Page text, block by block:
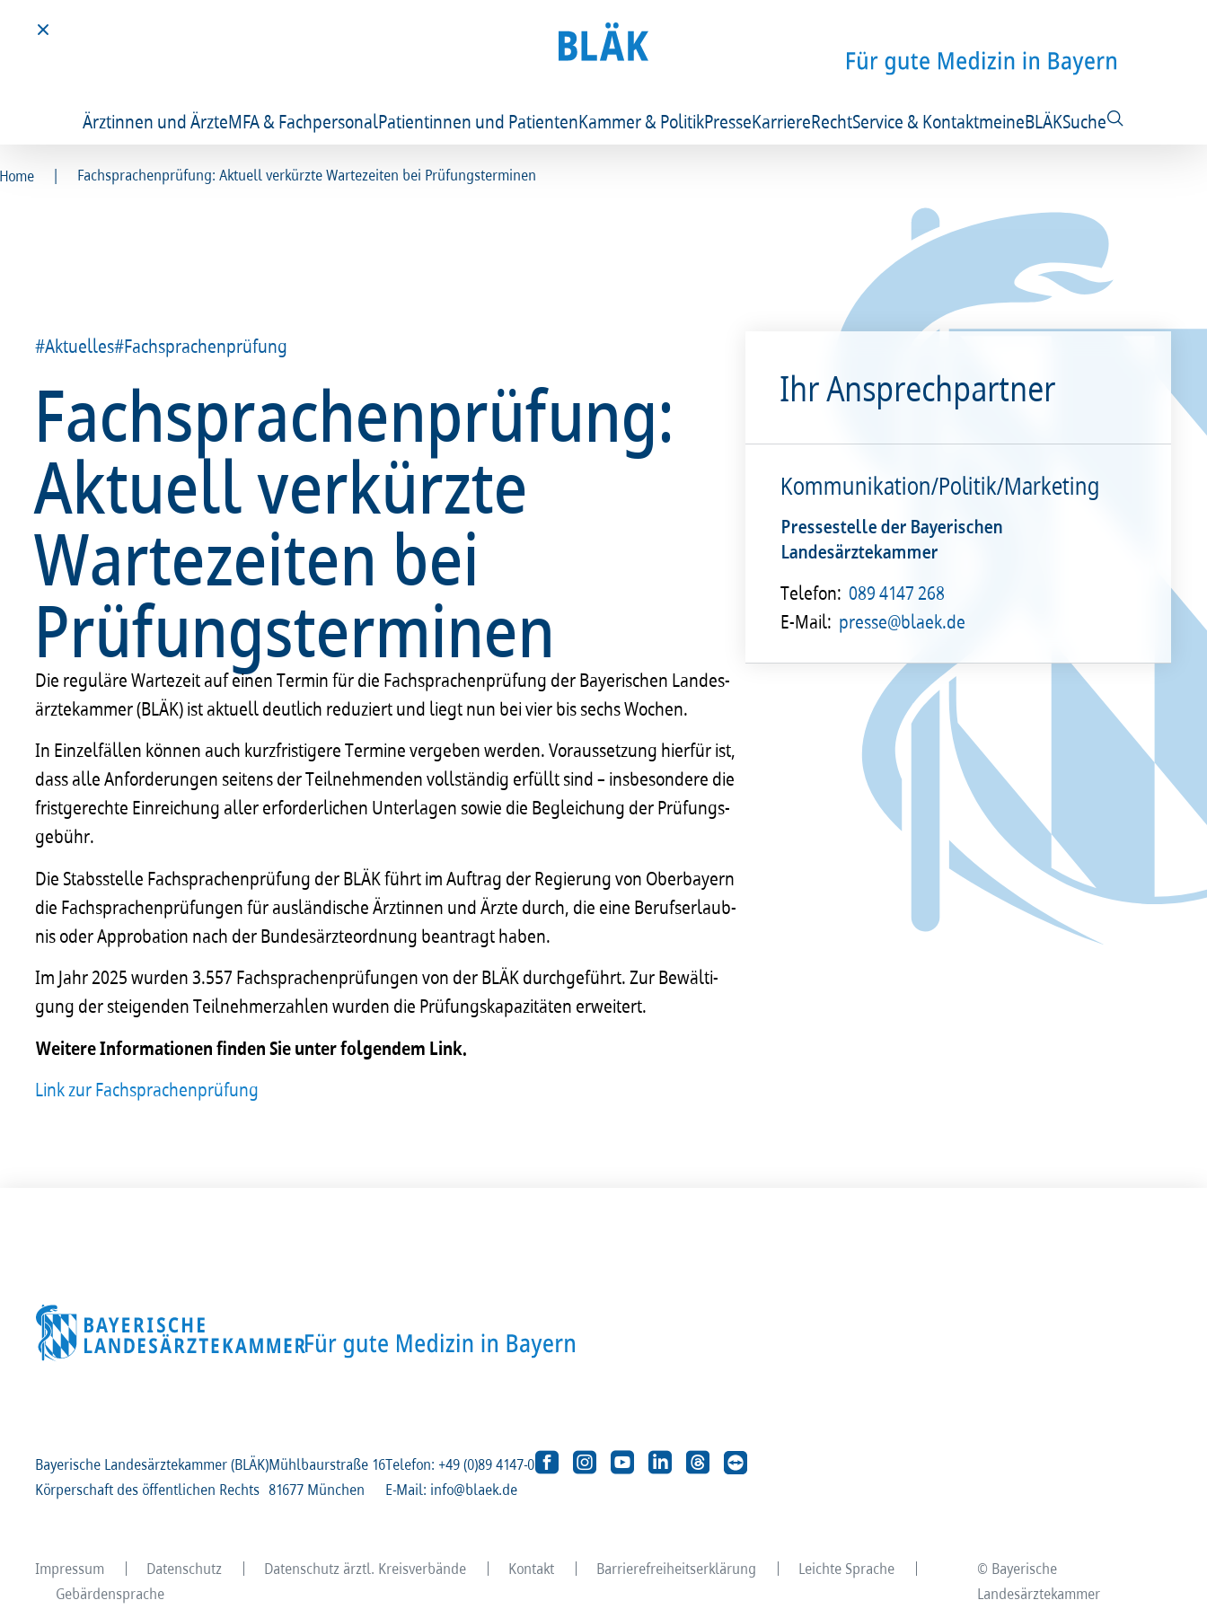
Ärztinnen und ÄrzteMFA & FachpersonalPatientinnen und PatientenKammer & PolitikPresseKarriereRechtService & KontaktmeineBLÄKSuche
Home | Fachsprachenprüfung: Aktuell verkürzte Wartezeiten bei Prüfungsterminen
#Aktuelles#Fachsprachenprüfung
Fachsprachenprüfung:
Aktuell verkürzte
Wartezeiten bei
Prüfungsterminen
Die regu­läre Warte­zeit auf einen Termin für die Fach­spra­chen­prü­fung der Baye­ri­schen Landes­
ärz­te­kam­mer (BLÄK) ist aktu­ell deut­lich redu­ziert und liegt nun bei vier bis sechs Wochen.
In Einzel­fäl­len können auch kurz­fris­ti­gere Termine verge­ben werden. Voraus­set­zung hier­für ist,
dass alle Anfor­de­run­gen seitens der Teil­neh­men­den voll­stän­dig erfüllt sind – insbe­son­dere die
frist­ge­rechte Einrei­chung aller erfor­der­li­chen Unter­la­gen sowie die Beglei­chung der Prüfungs­
ge­bühr.
Die Stab­s­stelle Fach­spra­chen­prü­fung der BLÄK führt im Auftrag der Regie­rung von Ober­bay­ern
die Fach­spra­chen­prü­fun­gen für auslän­di­sche Ärztin­nen und Ärzte durch, die eine Berufs­er­laub­
nis oder Appro­ba­tion nach der Bunde­s­ärz­te­ord­nung bean­tragt haben.
Im Jahr 2025 wurden 3.557 Fach­spra­chen­prü­fun­gen von der BLÄK durch­ge­führt. Zur Bewäl­ti­
gung der stei­gen­den Teil­neh­mer­zah­len wurden die Prüfungs­ka­pa­zi­tä­ten erwei­tert.
Weitere Infor­ma­ti­o­nen finden Sie unter folgen­dem Link.
Link zur Fachsprachenprüfung
Ihr Ansprechpartner
Kommunikation/Politik/Marketing
Pressestelle der Bayerischen
Landesärztekammer
Telefon: 089 4147 268
E-Mail: presse@blaek.de
Bayerische Landesärztekammer (BLÄK)
Körperschaft des öffentlichen Rechts
Mühlbaurstraße 16
81677 München
Telefon: +49 (0)89 4147-0
E-Mail: info@blaek.de
Impressum Datenschutz Datenschutz ärztl. Kreisverbände Kontakt Barrierefreiheitserklärung
Leichte Sprache
Gebärdensprache
© Bayerische
Landesärztekammer